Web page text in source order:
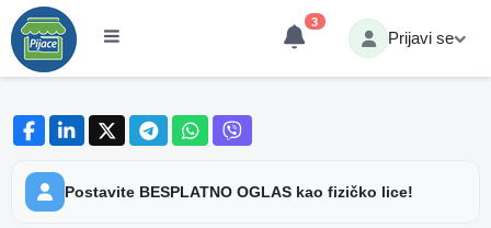
3
Prijavi se
Postavite BESPLATNO OGLAS kao fizičko lice!